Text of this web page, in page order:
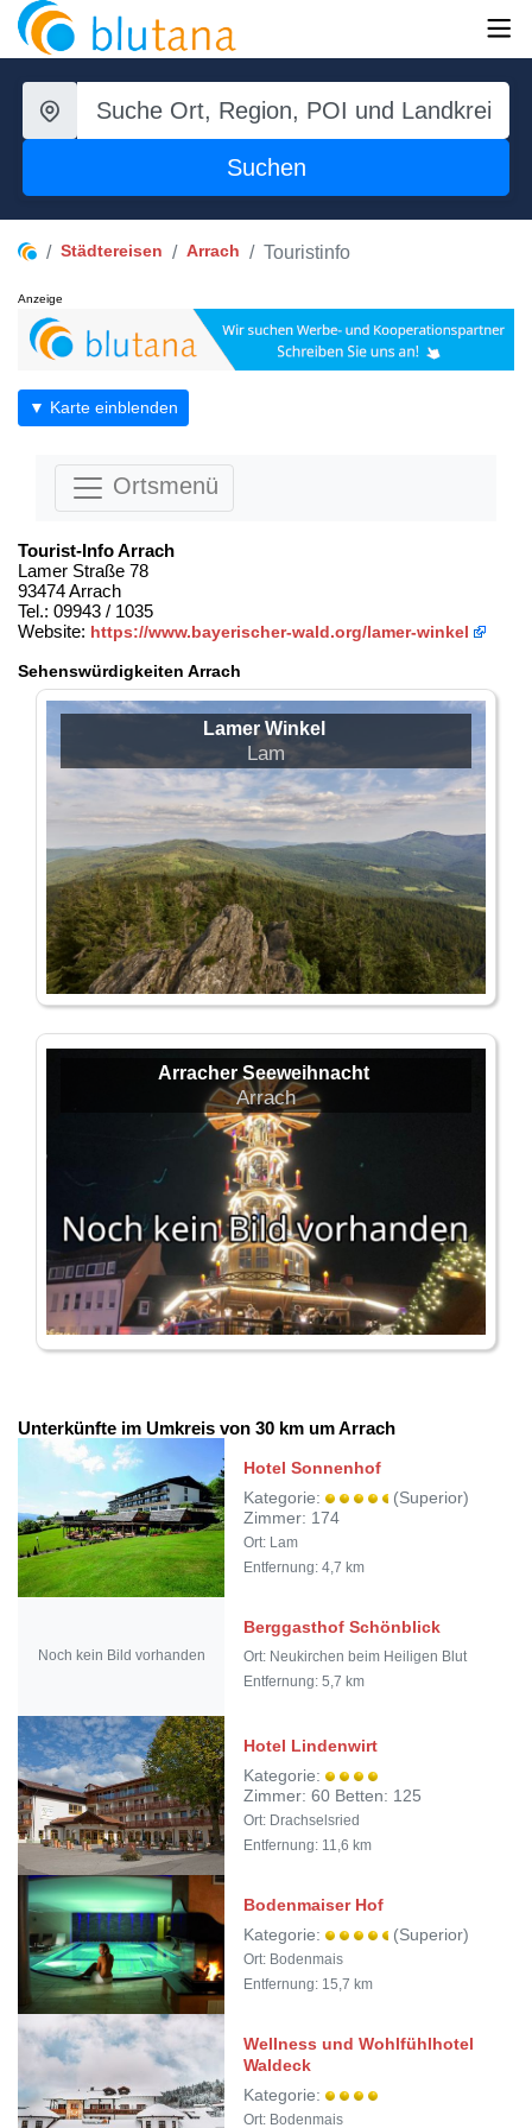
Suchen
Städtereisen Arrach Touristinfo
Anzeige
▼ Karte einblenden
Ortsmenü
Tourist-Info Arrach
Lamer Straße 78
93474 Arrach
Tel.: 09943 / 1035
Website: https://www.bayerischer-wald.org/lamer-winkel
Sehenswürdigkeiten Arrach
Lamer Winkel
Lam
Arracher Seeweihnacht
Arrach
Unterkünfte im Umkreis von 30 km um Arrach
Hotel Sonnenhof
Kategorie:
(Superior)
Zimmer: 174
Ort: Lam
Entfernung: 4,7 km
Noch kein Bild vorhanden
Berggasthof Schönblick
Ort: Neukirchen beim Heiligen Blut
Entfernung: 5,7 km
Hotel Lindenwirt
Kategorie:
Zimmer: 60 Betten: 125
Ort: Drachselsried
Entfernung: 11,6 km
Bodenmaiser Hof
Kategorie: (Superior)
Ort: Bodenmais
Entfernung: 15,7 km
Wellness und Wohlfühlhotel
Waldeck
Kategorie:
Ort: Bodenmais